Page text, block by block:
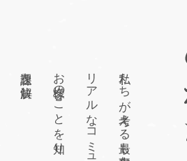
お客様のことを知り、
課題を解決し、